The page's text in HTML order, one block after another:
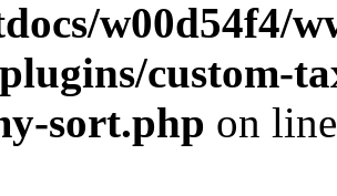
w00d54f4/
custom-
sort.php on